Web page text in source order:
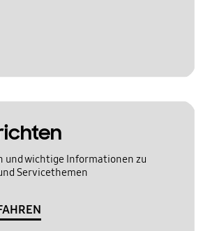
und wichtige Informationen zu
Servicethemen